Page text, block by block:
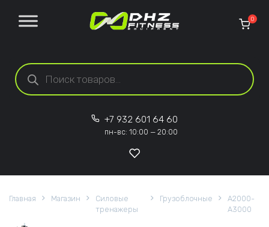
Поиск товаров
0
+7 932 601 64 60
пн-вс: 10:00 — 20:00
Главная Магазин
Силовые
тренажеры
Грузоблочные
A2000-
A3000